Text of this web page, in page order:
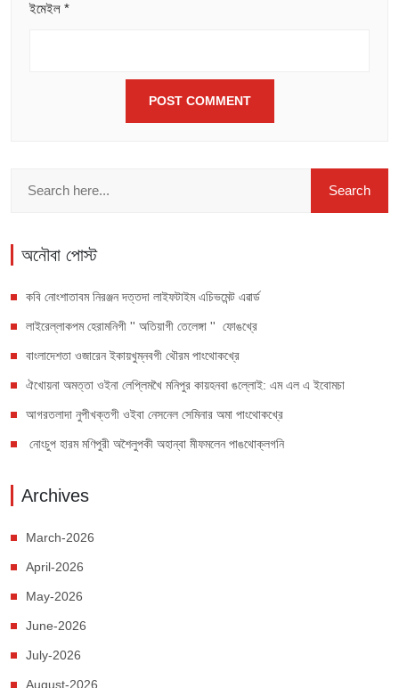
ইমেইল *
অনৌবা পোস্ট
কবি নোংশাতাবম নিরঞ্জন দত্তদা লাইফটাইম এচিভমেন্ট এৱার্ড
লাইরেল্লাকপম হেরামনিগী '' অতিয়াগী তেলেঙ্গা '' ফোঙখ্রে
বাংলাদেশতা ওজারেন ইকায়খুম্নবগী থৌরম পাংথোকখ্রে
ঐখোয়না অমত্তা ওইনা লেপ্লিমখৈ মনিপুর কায়হনবা ঙল্লোই: এম এল এ ইবোমচা
আগরতলাদা নুপীখক্তগী ওইবা নেসনেল সেমিনার অমা পাংথোকখ্রে
নোংচুপ হারম মণিপুরী অশৈলুপকী অহান্বা মীফমলেন পাঙথোক্লগনি
Archives
March-2026
April-2026
May-2026
June-2026
July-2026
August-2026